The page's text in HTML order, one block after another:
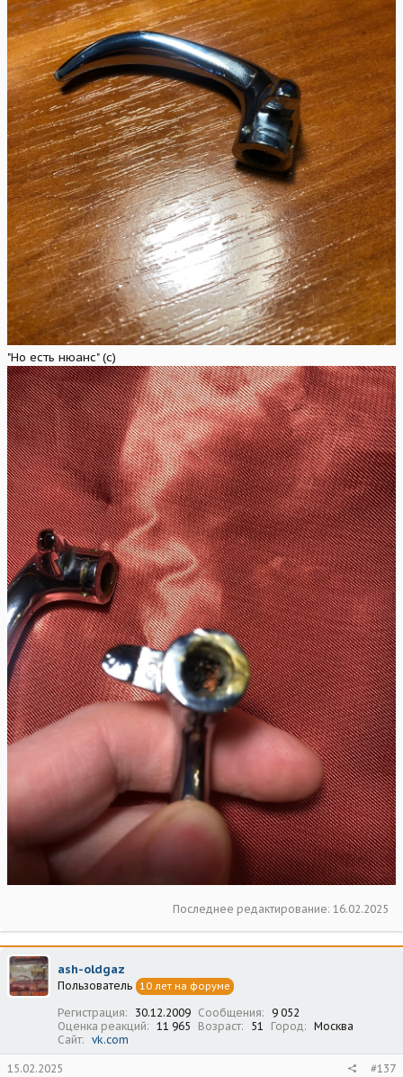
"Но есть нюанс" (с)
Последнее редактирование: 16.02.2025
ash-oldgaz
Пользователь 10 лет на форуме
Регистрация 30.12.2009 Сообщения
9 052
Оценка реакций
11 965 Возраст 51 Город
Москва
Сайт
vk.com
15.02.2025 #137